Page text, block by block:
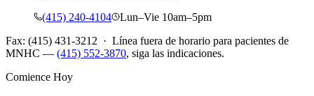
(415) 240-4104
Lun–Vie 10am–5pm
Fax: (415) 431-3212 · Línea fuera de horario para pacientes de
MNHC — (415) 552-3870, siga las indicaciones.
Comience Hoy